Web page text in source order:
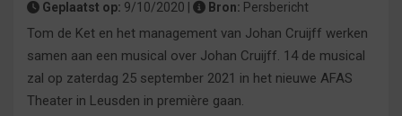
Geplaatst op: 9/10/2020 | Bron: Persbericht
Tom de Ket en het management van Johan Cruijff werken
samen aan een musical over Johan Cruijff. 14 de musical
zal op zaterdag 25 september 2021 in het nieuwe AFAS
Theater in Leusden in première gaan.